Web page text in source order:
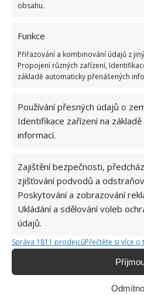
obsahu.
Funkce
Přiřazování a kombinování údajů z
Propojení různých zařízení,
základě automaticky přenášených
Používání přesných údajů o
Identifikace zařízení na
informací.
Zajištění bezpečnosti,
zjišťování podvodů a
Poskytování a zobrazování
Ukládání a sdělování voleb
údajů.
Správa 1811 prodejcůPřečtěte si více o
Do
přidala
rozhodla